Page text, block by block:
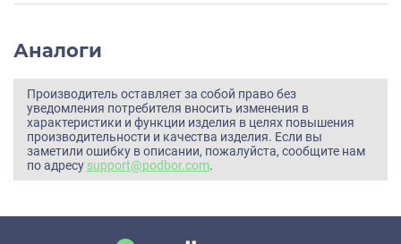
Аналоги
Производитель оставляет за собой право без
уведомления потребителя вносить изменения в
характеристики и функции изделия в целях повышения
производительности и качества изделия. Если вы
заметили ошибку в описании, пожалуйста, сообщите нам
по адресу support@podbor.com.